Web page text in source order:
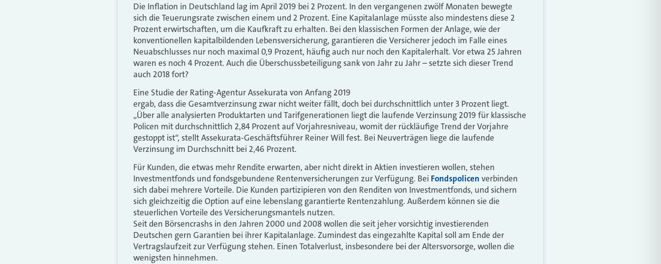
Die Inflation in Deutschland lag im April 2019 bei 2 Prozent. In den vergangenen zwölf Monaten bewegte
sich die Teuerungsrate zwischen einem und 2 Prozent. Eine Kapitalanlage müsste also mindestens diese 2
Prozent erwirtschaften, um die Kaufkraft zu erhalten. Bei den klassischen Formen der Anlage, wie der
konventionellen kapitalbildenden Lebensversicherung, garantieren die Versicherer jedoch im Falle eines
Neuabschlusses nur noch maximal 0,9 Prozent, häufig auch nur noch den Kapitalerhalt. Vor etwa 25 Jahren
waren es noch 4 Prozent. Auch die Überschussbeteiligung sank von Jahr zu Jahr – setzte sich dieser Trend
auch 2018 fort?
Eine Studie der Rating-Agentur Assekurata von Anfang 2019
ergab, dass die Gesamtverzinsung zwar nicht weiter fällt, doch bei durchschnittlich unter 3 Prozent liegt.
„Über alle analysierten Produktarten und Tarifgenerationen liegt die laufende Verzinsung 2019 für klassische
Policen mit durchschnittlich 2,84 Prozent auf Vorjahresniveau, womit der rückläufige Trend der Vorjahre
gestoppt ist“, stellt Assekurata-Geschäftsführer Reiner Will fest. Bei Neuverträgen liege die laufende
Verzinsung im Durchschnitt bei 2,46 Prozent.
Für Kunden, die etwas mehr Rendite erwarten, aber nicht direkt in Aktien investieren wollen, stehen
Investmentfonds und fondsgebundene Rentenversicherungen zur Verfügung. Bei Fondspolicen verbinden
sich dabei mehrere Vorteile. Die Kunden partizipieren von den Renditen von Investmentfonds, und sichern
sich gleichzeitig die Option auf eine lebenslang garantierte Rentenzahlung. Außerdem können sie die
steuerlichen Vorteile des Versicherungsmantels nutzen.
Seit den Börsencrashs in den Jahren 2000 und 2008 wollen die seit jeher vorsichtig investierenden
Deutschen gern Garantien bei ihrer Kapitalanlage. Zumindest das eingezahlte Kapital soll am Ende der
Vertragslaufzeit zur Verfügung stehen. Einen Totalverlust, insbesondere bei der Altersvorsorge, wollen die
wenigsten hinnehmen.